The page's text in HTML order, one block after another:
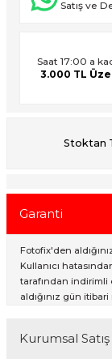
Satış ve
Saat 17:00 a
3.000 TL
Stoktan
Garanti
Fotofix'den
Kullanıcı
tarafından indirimli
aldığınız gün
Kurumsal Satış